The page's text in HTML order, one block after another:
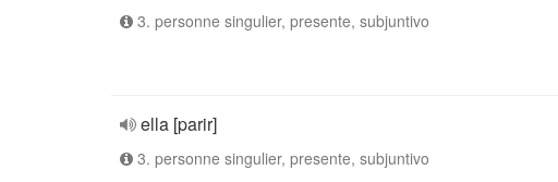
3. personne singulier, presente, subjuntivo
ella [parir]
3. personne singulier, presente, subjuntivo